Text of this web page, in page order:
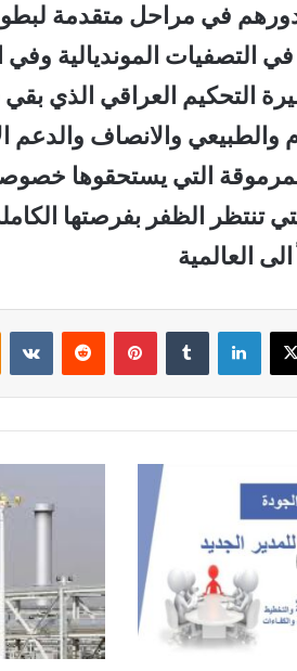
دورهم في مراحل متقدمة
التصفيات المونديالية وفي
التحكيم العراقي الذي
والطبيعي والانصاف والدعم
التي يستحقوها
تنتظر الظفر بفرصتها
العالمية
‫X لينكدإن بينتيريست ‏VKontakte
ع
ر
ا
ق